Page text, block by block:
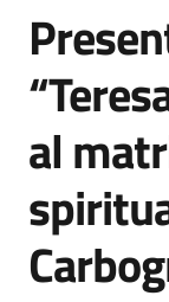
al